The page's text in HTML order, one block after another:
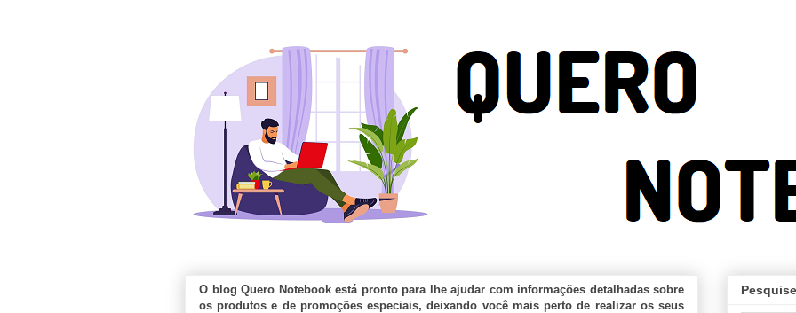
O blog Quero Notebook está pronto para lhe ajudar com informações detalhadas sobre
os produtos e de promoções especiais, deixando você mais perto de realizar os seus